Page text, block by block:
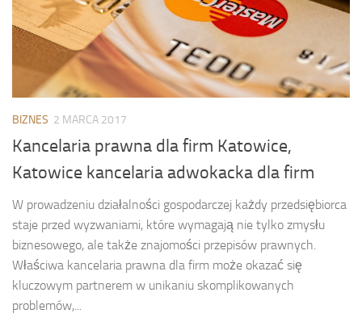
BIZNES 2 MARCA 2017
Kancelaria prawna dla firm Katowice,
Katowice kancelaria adwokacka dla firm
W prowadzeniu działalności gospodarczej każdy przedsiębiorca
staje przed wyzwaniami, które wymagają nie tylko zmysłu
biznesowego, ale także znajomości przepisów prawnych.
Właściwa kancelaria prawna dla firm może okazać się
kluczowym partnerem w unikaniu skomplikowanych
problemów,...